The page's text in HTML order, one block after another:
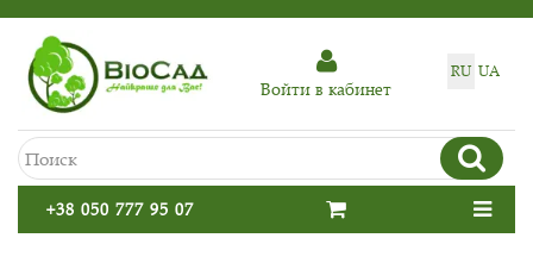
RU UA
Войти в кабинет
+38 050 777 95 07